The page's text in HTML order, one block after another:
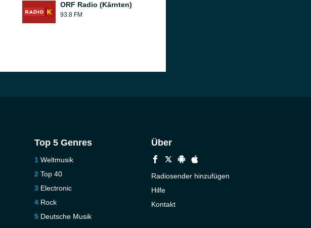
ORF Radio (Kärnten)
93.8 FM
Top 5 Genres
Weltmusik
Top 40
Electronic
Rock
Deutsche Musik
Über
Radiosender hinzufügen
Hilfe
Kontakt